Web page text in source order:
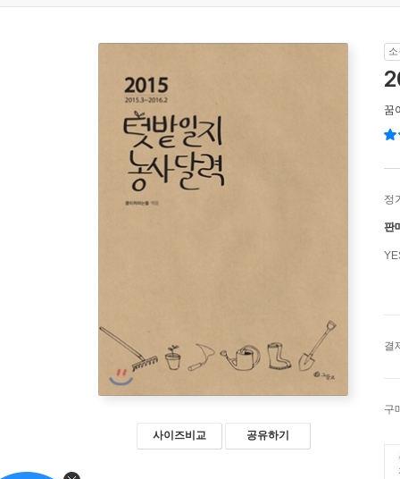
사이즈비교 공유하기
꿈
정
판
결
구